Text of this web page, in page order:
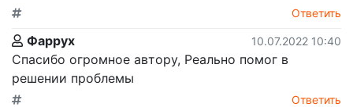
Ответить
Фаррух 10.07.2022 10:40
Спасибо огромное автору, Реально помог в
решении проблемы
Ответить